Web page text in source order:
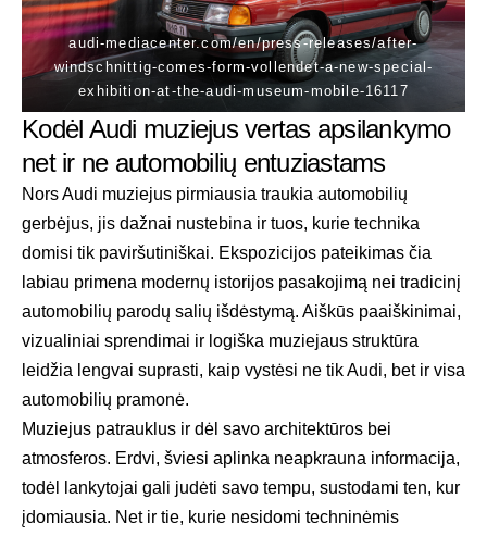
audi-mediacenter.com/en/press-releases/after-
windschnittig-comes-form-vollendet-a-new-special-
exhibition-at-the-audi-museum-mobile-16117
Kodėl Audi muziejus vertas apsilankymo
net ir ne automobilių entuziastams
Nors Audi muziejus pirmiausia traukia automobilių
gerbėjus, jis dažnai nustebina ir tuos, kurie technika
domisi tik paviršutiniškai. Ekspozicijos pateikimas čia
labiau primena modernų istorijos pasakojimą nei tradicinį
automobilių parodų salių išdėstymą. Aiškūs paaiškinimai,
vizualiniai sprendimai ir logiška muziejaus struktūra
leidžia lengvai suprasti, kaip vystėsi ne tik Audi, bet ir visa
automobilių pramonė.
Muziejus patrauklus ir dėl savo architektūros bei
atmosferos. Erdvi, šviesi aplinka neapkrauna informacija,
todėl lankytojai gali judėti savo tempu, sustodami ten, kur
įdomiausia. Net ir tie, kurie nesidomi techninėmis